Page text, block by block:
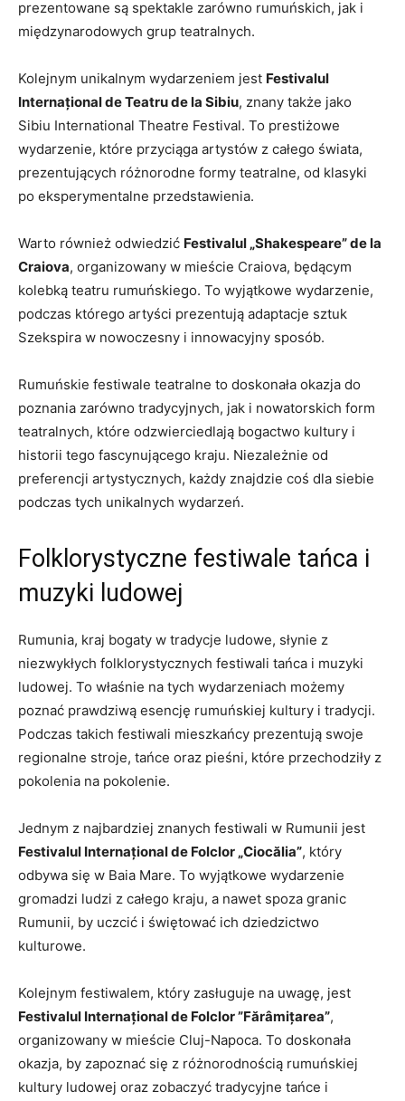
prezentowane są spektakle zarówno rumuńskich, jak i
międzynarodowych grup ⁤teatralnych.
Kolejnym unikalnym ⁤wydarzeniem jest Festivalul
⁣Internațional de‌ Teatru de la Sibiu, znany także jako
‍Sibiu International⁢ Theatre Festival.⁢ To ⁢prestiżowe
wydarzenie, ‍które przyciąga‌ artystów z całego ⁤świata,
‍prezentujących różnorodne formy teatralne, od klasyki
po eksperymentalne przedstawienia.
Warto również⁢ odwiedzić Festivalul​ „Shakespeare” ‍de la‍
Craiova,‍ organizowany w mieście Craiova, ⁢będącym
kolebką teatru rumuńskiego. To wyjątkowe wydarzenie,
podczas którego artyści prezentują adaptacje sztuk
Szekspira w nowoczesny i innowacyjny sposób.
Rumuńskie festiwale​ teatralne to doskonała okazja ⁢do
⁢poznania zarówno tradycyjnych, jak i nowatorskich form
teatralnych, ⁣które odzwierciedlają bogactwo ​kultury i
historii ‍tego​ fascynującego kraju. Niezależnie od
preferencji⁣ artystycznych, ⁣każdy znajdzie coś dla ⁢siebie
podczas tych unikalnych wydarzeń.
Folklorystyczne ​festiwale tańca i
muzyki ‌ludowej
Rumunia, kraj bogaty‌ w tradycje ludowe,‌ słynie z
niezwykłych ⁣folklorystycznych festiwali tańca i‌ muzyki
ludowej. ⁣To właśnie na tych wydarzeniach możemy
poznać‌ prawdziwą esencję⁣ rumuńskiej kultury i⁣ tradycji.
⁢Podczas⁣ takich festiwali mieszkańcy ⁣prezentują swoje
regionalne stroje,⁤ tańce ⁢oraz pieśni, które przechodziły ​z
pokolenia na ​pokolenie.
Jednym ​z ‌najbardziej ​znanych festiwali ‌w‌ Rumunii jest‌
Festivalul⁢ Internațional de Folclor „Ciocălia”, który
odbywa się w⁤ Baia Mare. To wyjątkowe wydarzenie
gromadzi ludzi z całego kraju, a nawet spoza granic
Rumunii, ⁣by uczcić i ​świętować ich dziedzictwo⁤
kulturowe.
Kolejnym ​festiwalem, który zasługuje na⁤ uwagę, jest⁣
Festivalul‌ Internațional ⁤de Folclor ⁣”Fărâmițarea”,
organizowany w mieście Cluj-Napoca. To doskonała
okazja, by zapoznać się z‌ różnorodnością rumuńskiej
kultury‍ ludowej‌ oraz zobaczyć tradycyjne tańce i